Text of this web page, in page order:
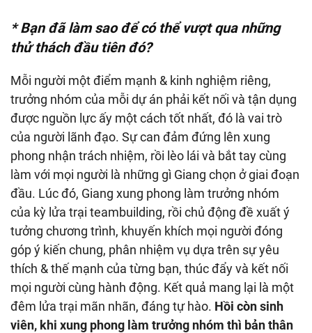
* Bạn đã làm sao để có thể vượt qua những
thử thách đầu tiên đó?
Mỗi người một điểm mạnh & kinh nghiệm riêng,
trưởng nhóm của mỗi dự án phải kết nối và tận dụng
được nguồn lực ấy một cách tốt nhất, đó là vai trò
của người lãnh đạo. Sự can đảm đứng lên xung
phong nhận trách nhiệm, rồi lèo lái và bắt tay cùng
làm với mọi người là những gì Giang chọn ở giai đoạn
đầu. Lúc đó, Giang xung phong làm trưởng nhóm
của kỳ lửa trại teambuilding, rồi chủ động đề xuất ý
tưởng chương trình, khuyến khích mọi người đóng
góp ý kiến chung, phân nhiệm vụ dựa trên sự yêu
thích & thế mạnh của từng bạn, thúc đẩy và kết nối
mọi người cùng hành động. Kết quả mang lại là một
đêm lửa trại mãn nhãn, đáng tự hào. Hồi còn sinh
viên, khi xung phong làm trưởng nhóm thì bản thân